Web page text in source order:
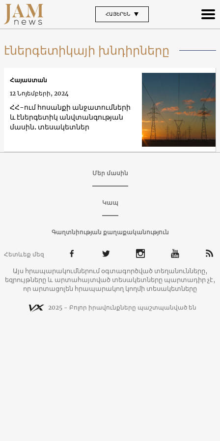
ՀԱՅԵՐԵՆ
էներգետիկայի խնդիրները
ՀՀ-ում հոսանքի անջատումների
և էներգետիկ անվտանգության
մասին. տեսակետներ
Հայաստան
12 Նոյեմբերի, 2024
Մեր մասին
Կապ
Գաղտնիության քաղաքականություն
Հետևեք մեզ
Այս հրապարակումներում օգտագործված տեղանունները,
եզրույթները և արտահայտված տեսակետները պարտադիր չէ,
որ արտացոլեն հրապարակող կողմի տեսակետները
2025 - Բոլոր իրավունքները պաշտպանված են